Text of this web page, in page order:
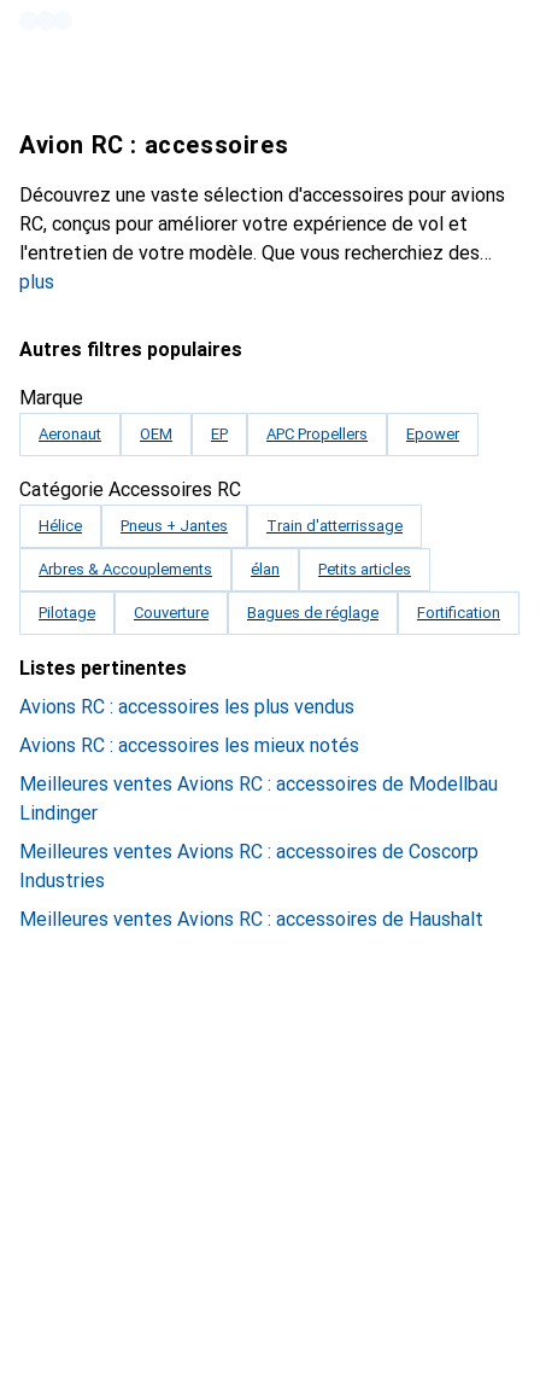
Avion RC : accessoires
Découvrez une vaste sélection d'accessoires pour avions
RC, conçus pour améliorer votre expérience de vol et
l'entretien de votre modèle. Que vous recherchiez des
plus
Autres filtres populaires
Marque
Aeronaut OEM EP APC Propellers Epower
Catégorie Accessoires RC
Hélice Pneus + Jantes Train d'atterrissage
Arbres & Accouplements élan Petits articles
Pilotage Couverture Bagues de réglage Fortification
Listes pertinentes
Avions RC : accessoires les plus vendus
Avions RC : accessoires les mieux notés
Meilleures ventes Avions RC : accessoires de Modellbau
Lindinger
Meilleures ventes Avions RC : accessoires de Coscorp
Industries
Meilleures ventes Avions RC : accessoires de Haushalt